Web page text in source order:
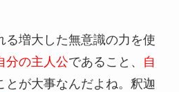
増大した無意識の力を使
分の主人公であること、
自
とが大事なんだよね。釈迦